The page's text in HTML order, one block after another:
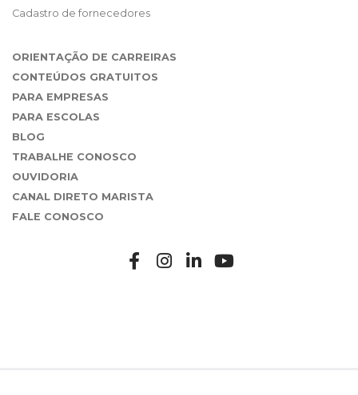
Cadastro de fornecedores
ORIENTAÇÃO DE CARREIRAS
CONTEÚDOS GRATUITOS
PARA EMPRESAS
PARA ESCOLAS
BLOG
TRABALHE CONOSCO
OUVIDORIA
CANAL DIRETO MARISTA
FALE CONOSCO